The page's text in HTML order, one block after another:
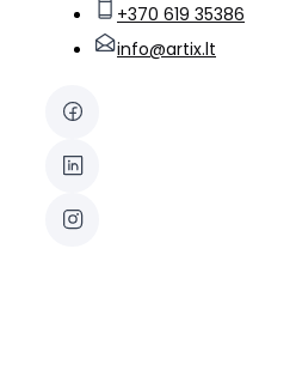
+370 619 35386
info@artix.lt